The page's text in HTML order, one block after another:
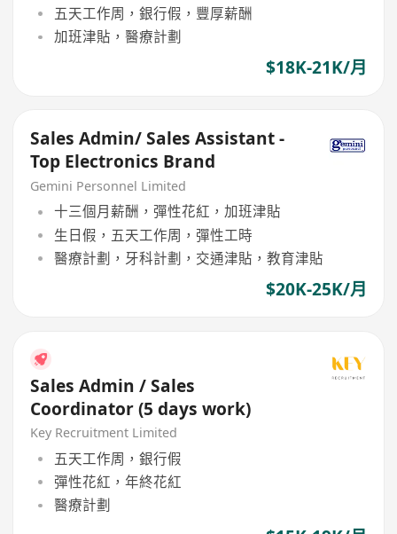
五天工作周，銀行假，豐厚薪酬
加班津貼，醫療計劃
$18K-21K/月
Sales Admin/ Sales Assistant -
Top Electronics Brand
Gemini Personnel Limited
十三個月薪酬，彈性花紅，加班津貼
生日假，五天工作周，彈性工時
醫療計劃，牙科計劃，交通津貼，教育津貼
$20K-25K/月
Sales Admin / Sales
Coordinator (5 days work)
Key Recruitment Limited
五天工作周，銀行假
彈性花紅，年終花紅
醫療計劃